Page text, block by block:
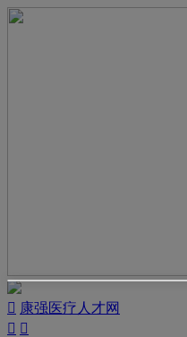
 康强医疗人才网
 